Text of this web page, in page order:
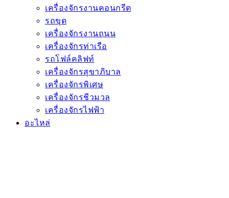
เครื่องจักรงานคอนกรีต
รถขุด
เครื่องจักรงานถนน
เครื่องจักรท่าเรือ
รถโฟล์คลิฟท์
เครื่องจักรสุขาภิบาล
เครื่องจักรพิเศษ
เครื่องจักรชีวมวล
เครื่องจักรไฟฟ้า
อะไหล่